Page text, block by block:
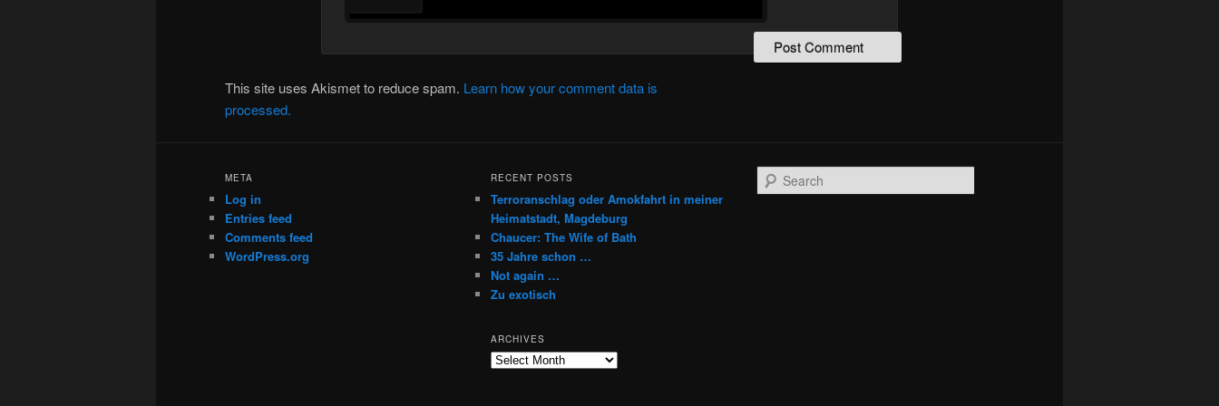
This site uses Akismet to reduce spam. Learn how your comment data is
processed.
META
Log in
Entries feed
Comments feed
WordPress.org
RECENT POSTS
Terroranschlag oder Amokfahrt in meiner
Heimatstadt, Magdeburg
Chaucer: The Wife of Bath
35 Jahre schon …
Not again …
Zu exotisch
ARCHIVES
Archives
e